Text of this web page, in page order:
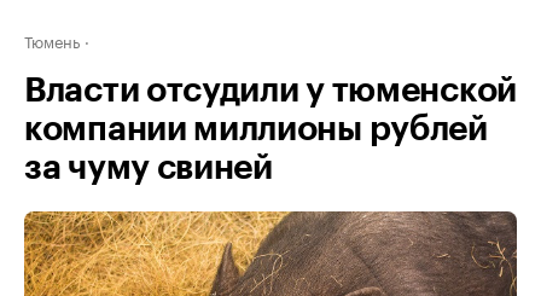
Тюмень
Власти отсудили у тюменской
компании миллионы рублей
за чуму свиней